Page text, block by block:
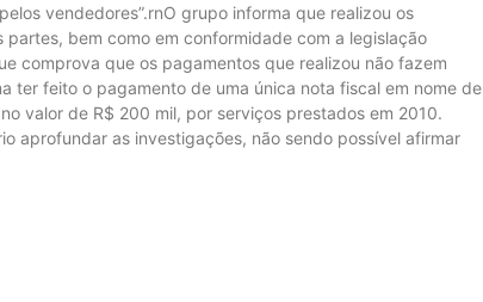
vendedores”.rnO grupo informa que realizou os
bem como em conformidade com a legislação
comprova que os pagamentos que realizou não fazem
ter feito o pagamento de uma única nota fiscal em nome de
valor de R$ 200 mil, por serviços prestados em 2010.
aprofundar as investigações, não sendo possível afirmar